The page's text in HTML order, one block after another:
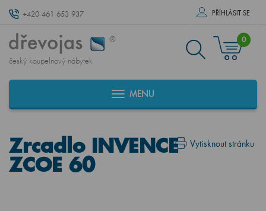
+420 461 653 937 PŘÍHLÁSIT SE
český koupelnový nábytek
0
MENU
Vytisknout stránku
Zrcadlo INVENCE
ZCOE 60